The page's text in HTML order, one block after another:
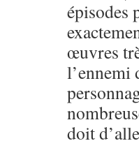
épisodes
œuvres
l’ennemi
doit